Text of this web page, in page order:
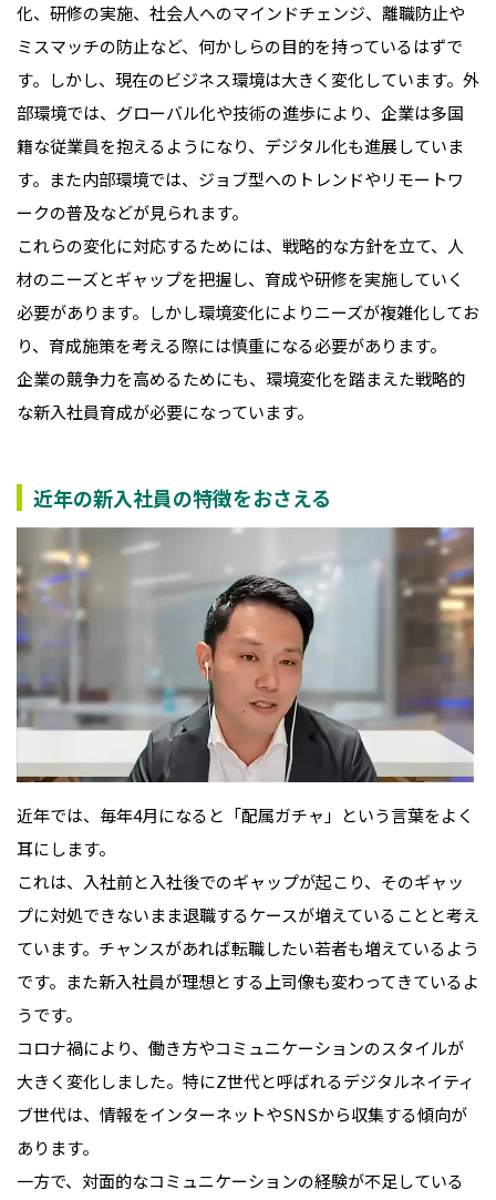
化、研修の実施、社会人へのマインドチェンジ、離職防止や
ミスマッチの防止など、何かしらの目的を持っているはずで
す。しかし、現在のビジネス環境は大きく変化しています。外
部環境では、グローバル化や技術の進歩により、企業は多国
籍な従業員を抱えるようになり、デジタル化も進展していま
す。また内部環境では、ジョブ型へのトレンドやリモートワ
ークの普及などが見られます。
これらの変化に対応するためには、戦略的な方針を立て、人
材のニーズとギャップを把握し、育成や研修を実施していく
必要があります。しかし環境変化によりニーズが複雑化してお
り、育成施策を考える際には慎重になる必要があります。
企業の競争力を高めるためにも、環境変化を踏まえた戦略的
な新入社員育成が必要になっています。
近年の新入社員の特徴をおさえる
近年では、毎年4月になると「配属ガチャ」という言葉をよく
耳にします。
これは、入社前と入社後でのギャップが起こり、そのギャッ
プに対処できないまま退職するケースが増えていることと考え
ています。チャンスがあれば転職したい若者も増えているよう
です。また新入社員が理想とする上司像も変わってきているよ
うです。
コロナ禍により、働き方やコミュニケーションのスタイルが
大きく変化しました。特にZ世代と呼ばれるデジタルネイティ
ブ世代は、情報をインターネットやSNSから収集する傾向が
あります。
一方で、対面的なコミュニケーションの経験が不足している